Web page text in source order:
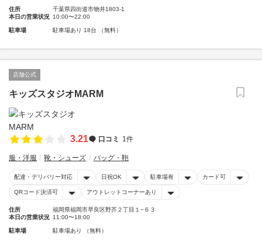
住所
千葉県四街道市物井1803-1
本日の営業状況 10:00〜22:00
駐車場 駐車場あり 18台 （無料）
店舗公式
キッズスタジオMARM
3.21 口コミ 1件
服・洋服 靴・シューズ バッグ・鞄
配達・デリバリー対応 日祝OK 駐車場有 カード可
QRコード決済可 アウトレットコーナーあり
住所
福岡県福岡市早良区野芥２丁目１−６３
本日の営業状況 11:00〜18:00
駐車場 駐車場あり （無料）